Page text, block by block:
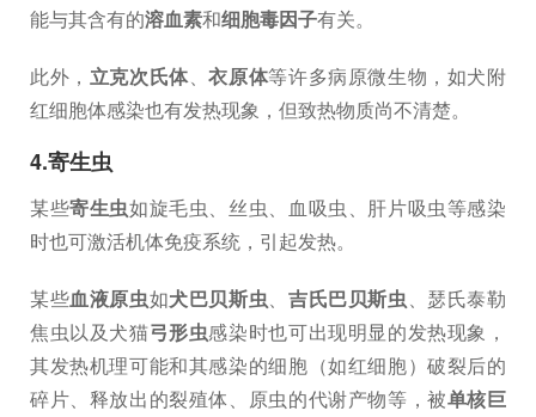
能与其含有的溶血素和细胞毒因子有关。
此外， 立克次氏体、衣原体等许多病原微生物，如犬附
红细胞体感染也有发热现象，但致热物质尚不清楚。
4.寄生虫
某些寄生虫如旋毛虫、丝虫、血吸虫、肝片吸虫等感染
时也可激活机体免疫系统，引起发热。
某些血液原虫如犬巴贝斯虫、 吉氏巴贝斯虫、瑟氏泰勒
焦虫以及犬猫弓形虫感染时也可出现明显的发热现象，
其发热机理可能和其感染的细胞（如红细胞）破裂后的
碎片、释放出的裂殖体、原虫的代谢产物等，被单核巨